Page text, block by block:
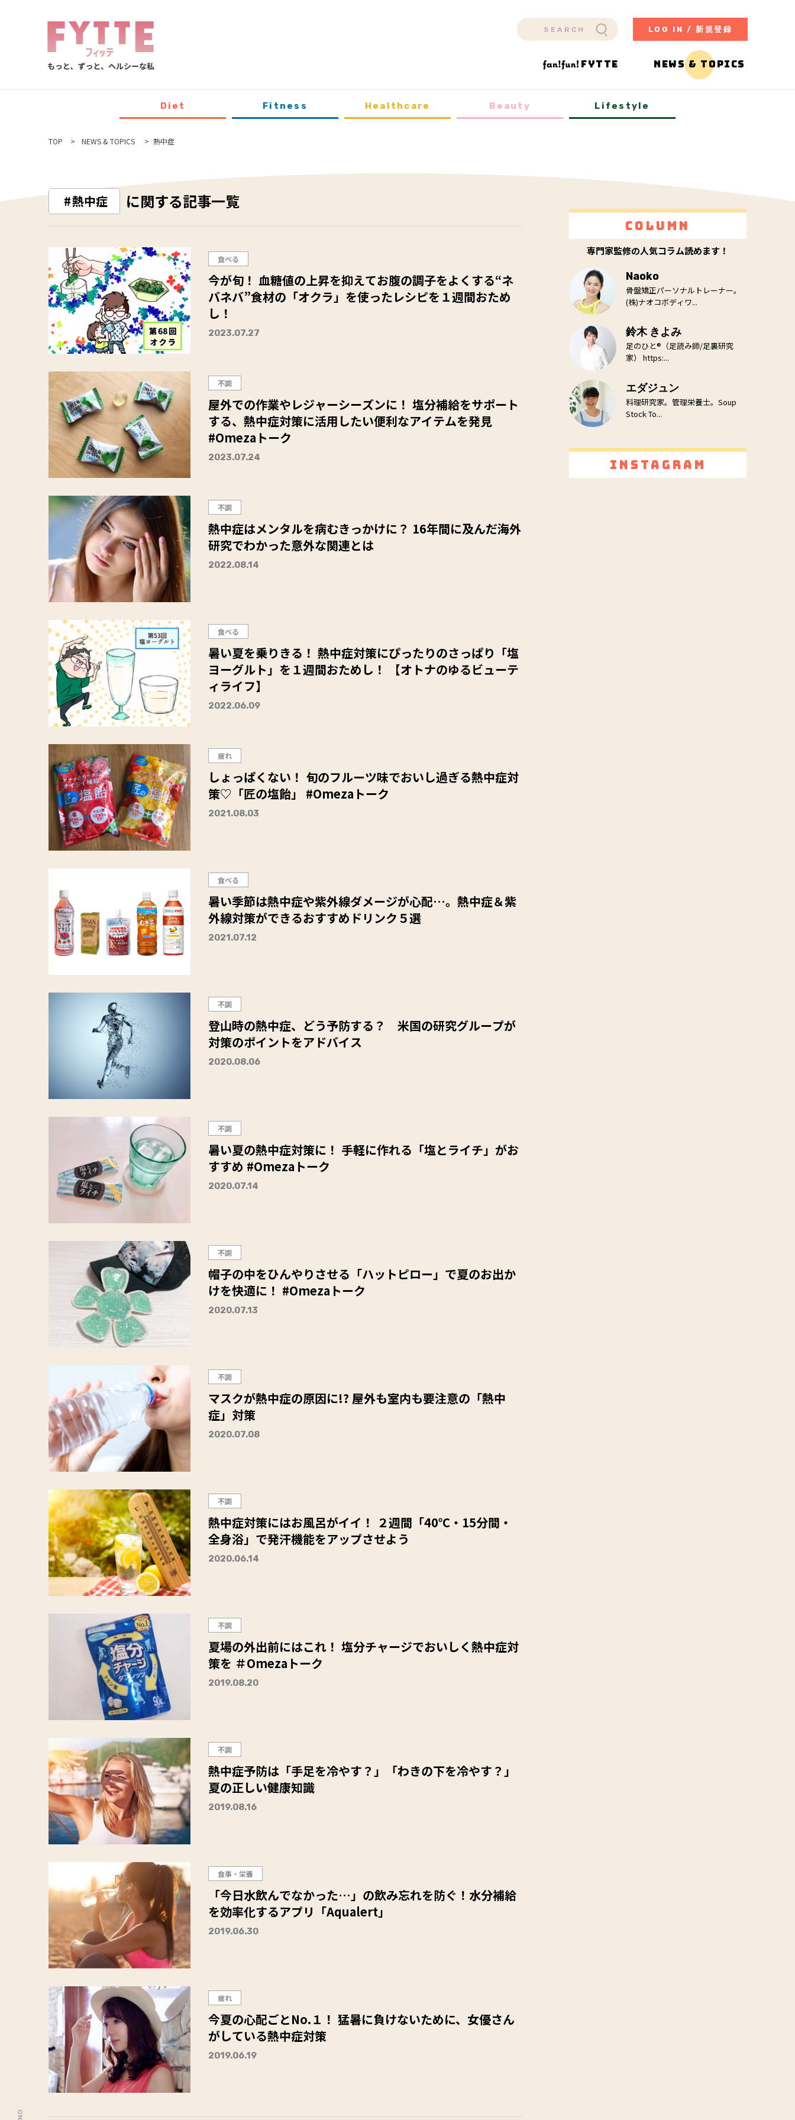
LOG IN / 新規登録
FYTTE NEWS & TOPICS
Diet Fitness Healthcare Beauty Lifestyle
TOP NEWS & TOPICS 熱中症
熱中症 に関する記事一覧
食べる
今が旬！ 血糖値の上昇を抑えてお腹の調子をよくする“ネ
バネバ”食材の「オクラ」を使ったレシピを１週間おため
し！
2023.07.27
不調
屋外での作業やレジャーシーズンに！ 塩分補給をサポート
する、熱中症対策に活用したい便利なアイテムを発見
#Omezaトーク
2023.07.24
不調
熱中症はメンタルを病むきっかけに？ 16年間に及んだ海外
研究でわかった意外な関連とは
2022.08.14
食べる
暑い夏を乗りきる！ 熱中症対策にぴったりのさっぱり「塩
ヨーグルト」を１週間おためし！ 【オトナのゆるビューテ
ィライフ】
2022.06.09
疲れ
しょっぱくない！ 旬のフルーツ味でおいし過ぎる熱中症対
策♡「匠の塩飴」 #Omezaトーク
2021.08.03
食べる
暑い季節は熱中症や紫外線ダメージが心配…。熱中症＆紫
外線対策ができるおすすめドリンク５選
2021.07.12
不調
登山時の熱中症、どう予防する？ 米国の研究グループが
対策のポイントをアドバイス
2020.08.06
不調
暑い夏の熱中症対策に！ 手軽に作れる「塩とライチ」がお
すすめ #Omezaトーク
2020.07.14
不調
帽子の中をひんやりさせる「ハットピロー」で夏のお出か
けを快適に！ #Omezaトーク
2020.07.13
不調
マスクが熱中症の原因に!? 屋外も室内も要注意の「熱中
症」対策
2020.07.08
不調
熱中症対策にはお風呂がイイ！ ２週間「40℃・15分間・
全身浴」で発汗機能をアップさせよう
2020.06.14
不調
夏場の外出前にはこれ！ 塩分チャージでおいしく熱中症対
策を ＃Omezaトーク
2019.08.20
不調
熱中症予防は「手足を冷やす？」「わきの下を冷やす？」
夏の正しい健康知識
2019.08.16
食事・栄養
「今日水飲んでなかった…」の飲み忘れを防ぐ！水分補給
を効率化するアプリ「Aqualert」
2019.06.30
疲れ
今夏の心配ごとNo.１！ 猛暑に負けないために、女優さん
がしている熱中症対策
2019.06.19
Column
専門家監修の人気コラム読めます！
Naoko
骨盤矯正パーソナルトレーナー。
(株)ナオコボディワ...
鈴木 きよみ
足のひと®（足読み師/足裏研究
家） https:...
エダジュン
料理研究家。管理栄養士。Soup
Stock To...
Instagram